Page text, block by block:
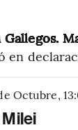
en
Octubre, 13: